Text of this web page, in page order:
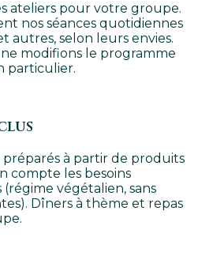
ateliers pour votre groupe.
nos séances quotidiennes
autres, selon leurs envies.
modifions le programme
particulier.
préparés à partir de produits
compte les besoins
végétalien, sans
Dîners à thème et repas